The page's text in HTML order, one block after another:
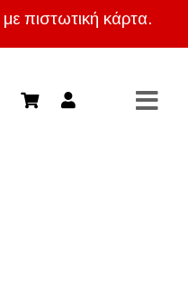
με πιστωτική κάρτα.